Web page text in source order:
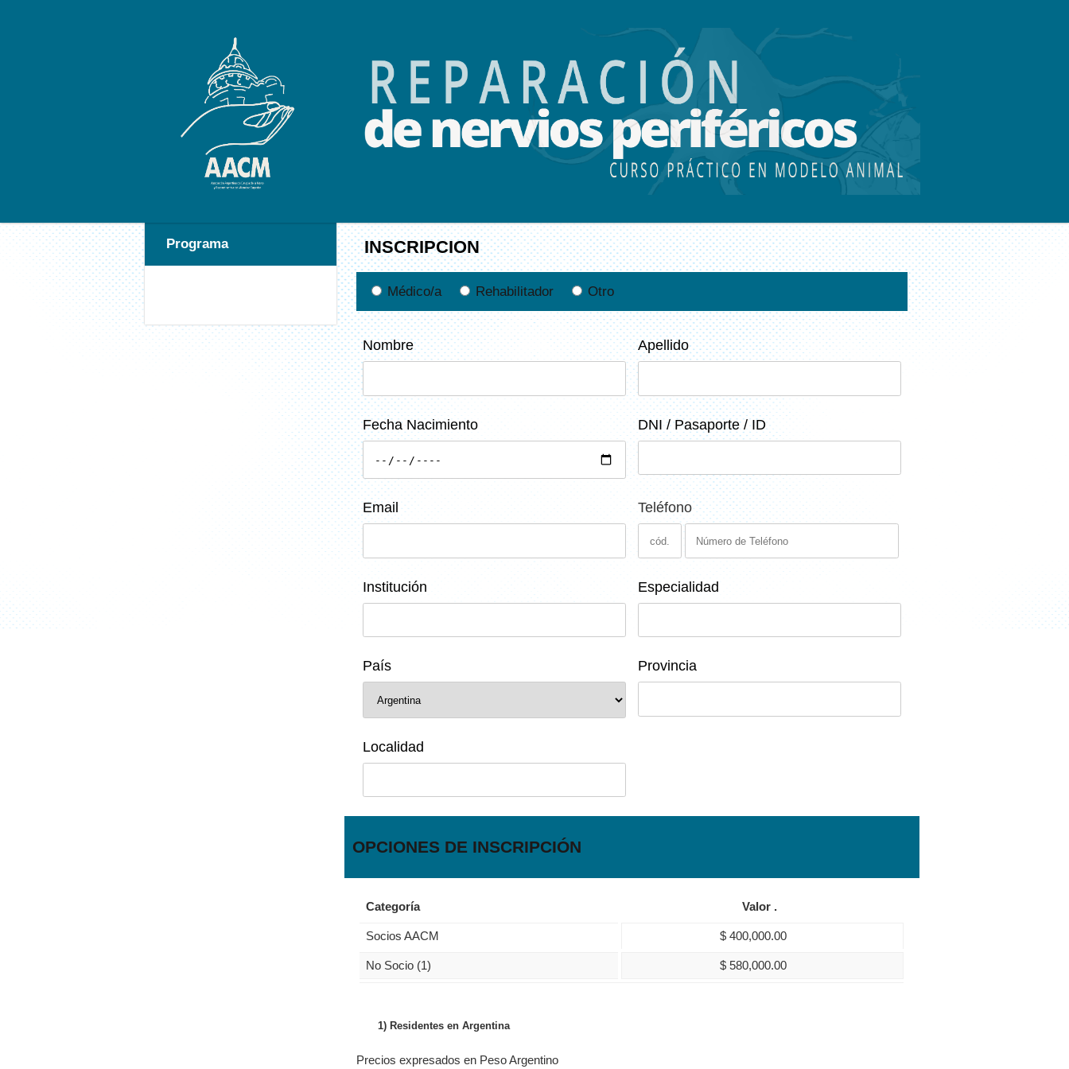
Programa INSCRIPCION
Médico/a Rehabilitador Otro
Nombre Apellido
Fecha Nacimiento DNI / Pasaporte / ID
Email Teléfono
Institución Especialidad
País Provincia
Localidad
OPCIONES DE INSCRIPCIÓN
Categoría Valor .
Socios AACM $ 400,000.00
No Socio (1) $ 580,000.00
1) Residentes en Argentina
Precios expresados en Peso Argentino